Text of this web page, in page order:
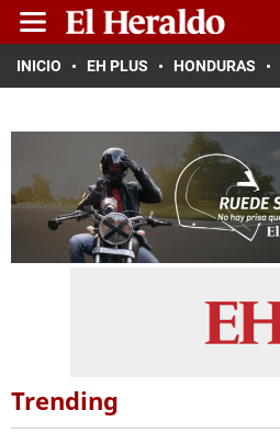
INICIO EH PLUS HONDURAS
Trending